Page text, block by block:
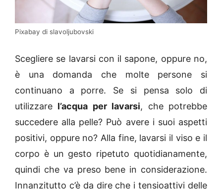
Pixabay di slavoljubovski
Scegliere se lavarsi con il sapone, oppure no,
è una domanda che molte persone si
continuano a porre. Se si pensa solo di
utilizzare l’acqua per lavarsi, che potrebbe
succedere alla pelle? Può avere i suoi aspetti
positivi, oppure no? Alla fine, lavarsi il viso e il
corpo è un gesto ripetuto quotidianamente,
quindi che va preso bene in considerazione.
Innanzitutto c’è da dire che i tensioattivi delle